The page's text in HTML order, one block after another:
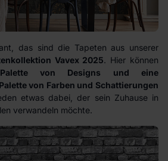
das sind die Tapeten aus unserer
Vavex 2025. Hier können
von Designs und eine
von Farben und Schattierungen
etwas dabei, der sein Zuhause in
verwandeln möchte.